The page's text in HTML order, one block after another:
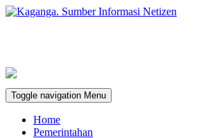
Toggle navigation Menu
Home
Pemerintahan